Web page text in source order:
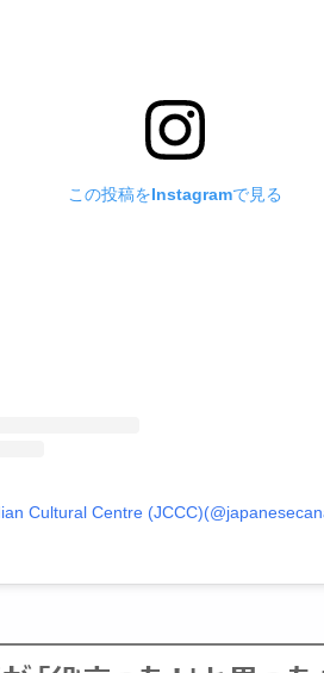
この投稿をInstagramで見る